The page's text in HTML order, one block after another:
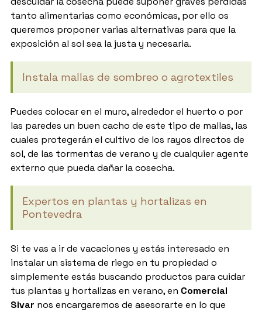
tanto alimentarias como económicas, por ello os
queremos proponer varias alternativas para que la
exposición al sol sea la justa y necesaria.
Instala mallas de sombreo o agrotextiles
Puedes colocar en el muro, alrededor el huerto o por
las paredes un buen cacho de este tipo de mallas, las
cuales protegerán el cultivo de los rayos directos de
sol, de las tormentas de verano y de cualquier agente
externo que pueda dañar la cosecha.
Expertos en plantas y hortalizas en
Pontevedra
Si te vas a ir de vacaciones y estás interesado en
instalar un sistema de riego en tu propiedad o
simplemente estás buscando productos para cuidar
tus plantas y hortalizas en verano, en Comercial
Sivar nos encargaremos de asesorarte en lo que